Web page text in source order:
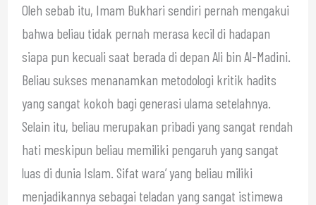
Oleh sebab itu, Imam Bukhari sendiri pernah mengakui
bahwa beliau tidak pernah merasa kecil di hadapan
siapa pun kecuali saat berada di depan Ali bin Al-Madini.
Beliau sukses menanamkan metodologi kritik hadits
yang sangat kokoh bagi generasi ulama setelahnya.
Selain itu, beliau merupakan pribadi yang sangat rendah
hati meskipun beliau memiliki pengaruh yang sangat
luas di dunia Islam. Sifat wara’ yang beliau miliki
menjadikannya sebagai teladan yang sangat istimewa